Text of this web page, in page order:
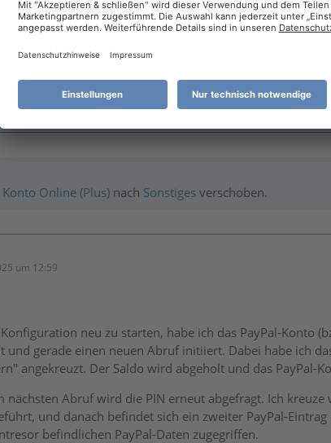
Ticket einreichen
PreRelease
zum Einbinden von Screenshots in Forumsbeiträgen
Konto Online (Plus) nach Sonstiges verschoben.
um 12:59
neu zu starten, habe ich das PayPal-Konto
und gerade einen neuen Abruf initiiert. Dabei habe ich
angekreuzt. Der Saldo wird abgeholt und das
nächsten Abruf wird die PIN erneut abgefragt. Ich
und danach befindet sich ein zweiter PayPal-
befindlichen PayPal-Daten zugegriffen.